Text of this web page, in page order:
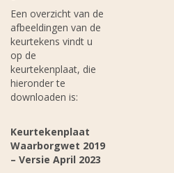
Een overzicht van de
afbeeldingen van de
keurtekens vindt u
op de
keurtekenplaat, die
hieronder te
downloaden is:
Keurtekenplaat
Waarborgwet 2019
– Versie April 2023